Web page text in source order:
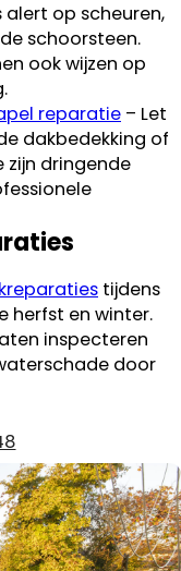
alert op scheuren,
schoorsteen.
ook wijzen op
reparatie – Let
dakbedekking of
zijn dringende
tijdens
herfst en winter.
inspecteren
door